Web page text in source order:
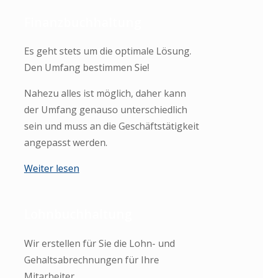
Es geht stets um die optimale Lösung.
Den Umfang bestimmen Sie!
Nahezu alles ist möglich, daher kann
der Umfang genauso unterschiedlich
sein und muss an die Geschäftstätigkeit
angepasst werden.
Weiter lesen
Wir erstellen für Sie die Lohn- und
Gehaltsabrechnungen für Ihre